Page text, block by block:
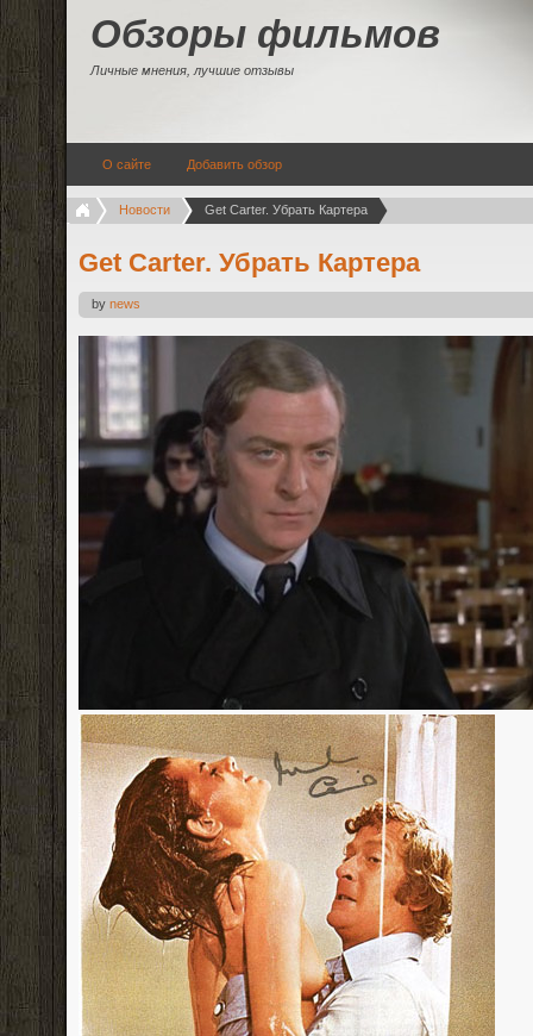
Обзоры фильмов
Личные мнения, лучшие отзывы
О сайте Добавить обзор
Новости Get Carter. Убрать Картера
Get Carter. Убрать Картера
by news